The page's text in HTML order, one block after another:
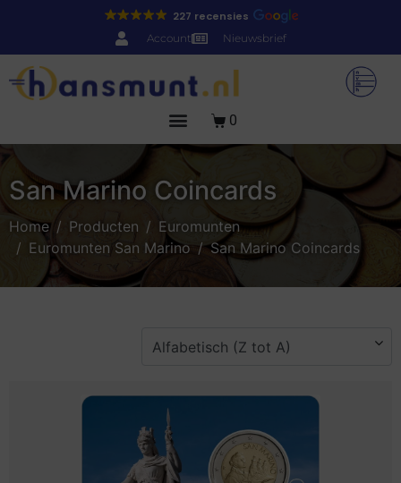
227 recensies
Account Nieuwsbrief
0
San Marino Coincards
Home Producten
Euromunten
Euromunten San Marino
San Marino Coincards